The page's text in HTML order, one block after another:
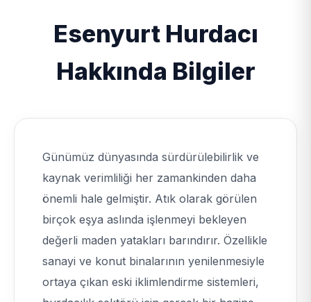
Esenyurt Hurdacı
Hakkında Bilgiler
Günümüz dünyasında sürdürülebilirlik ve
kaynak verimliliği her zamankinden daha
önemli hale gelmiştir. Atık olarak görülen
birçok eşya aslında işlenmeyi bekleyen
değerli maden yatakları barındırır. Özellikle
sanayi ve konut binalarının yenilenmesiyle
ortaya çıkan eski iklimlendirme sistemleri,